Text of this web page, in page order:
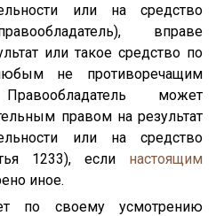
или на средство
вправе
или такое средство по
не противоречащим
может
правом на результат
или на средство
1233), если настоящим
иное.
по своему усмотрению